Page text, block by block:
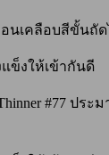
นเคลือบสีขั้นถัด
แข็งให้เข้ากันดี
#77 ปร